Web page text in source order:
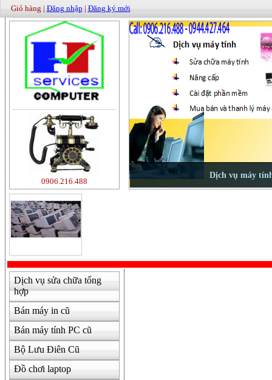
Giỏ hàng | Đăng nhập | Đăng ký mới
0906.216.488
Dịch vụ sửa chữa tổng
hợp
Bán máy in cũ
Bán máy tính PC cũ
Bộ Lưu Điên Cũ
Đồ chơi laptop